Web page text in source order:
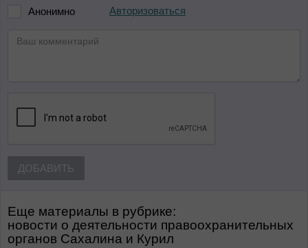
Анонимно Авторизоваться
ДОБАВИТЬ
Еще материалы в рубрике:
Новости о деятельности правоохранительных
органов Сахалина и Курил